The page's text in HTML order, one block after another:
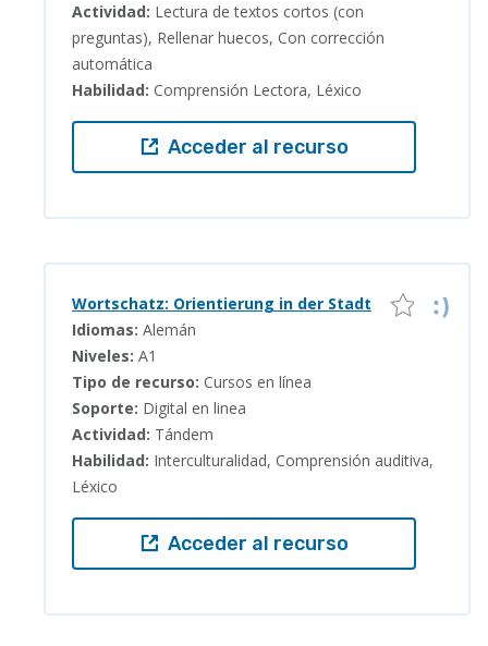
Actividad: Lectura de textos cortos (con
preguntas), Rellenar huecos, Con corrección
automática
Habilidad: Comprensión Lectora, Léxico
Acceder al recurso
Wortschatz: Orientierung in der Stadt
Idiomas: Alemán
Niveles: A1
Tipo de recurso: Cursos en línea
Soporte: Digital en linea
Actividad: Tándem
Habilidad: Interculturalidad, Comprensión auditiva,
Léxico
Acceder al recurso